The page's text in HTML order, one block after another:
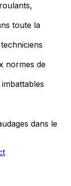
toute la
normes de
dans le